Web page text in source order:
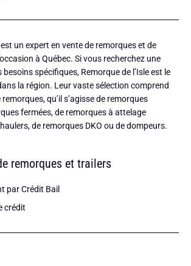
est un expert en vente de remorques et de
à Québec. Si vous recherchez une
spécifiques, Remorque de l’Isle est le
la région. Leur vaste sélection comprend
qu’il s’agisse de remorques
fermées, de remorques à attelage
de remorques DKO ou de dompeurs.
remorques et trailers
par Crédit Bail
crédit